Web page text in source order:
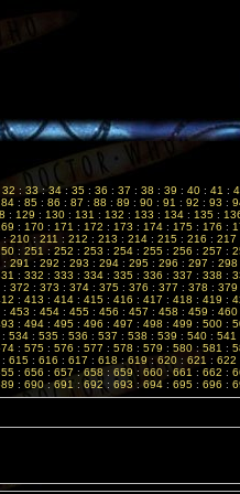
32 : 33 : 34 : 35 : 36 : 37 : 38 : 39 : 40 : 41 :
84 : 85 : 86 : 87 : 88 : 89 : 90 : 91 : 92 : 93 :
: 129 : 130: 131 : 132 : 133 : 134: 135:
: 170 : 171 : 172 : 173 : 174 : 175 : 176 :
: 210 : 211 : 212 : 213 : 214 : 215 : 216 : 217
: 251 : 252 : 253 : 254 : 255 : 256 : 257 :
: 291 : 292 : 293 : 294: 295: 296 : 297 : 298
: 332 : 333 : 334: 335: 336 : 337 : 338 :
: 372 : 373 : 374: 375: 376 : 377 : 378 : 379
: 413 : 414: 415: 416 : 417 : 418 : 419 :
: 453 : 454: 455: 456 : 457 : 458 : 459 : 460
: 494 : 495 : 496 : 497 : 498 : 499 : 500 :
: 534 : 535 : 536 : 537 : 538 : 539 : 540 : 541
: 575 : 576 : 577 : 578 : 579 : 580 : 581 :
: 615 : 616 : 617 : 618 : 619 : 620 : 621 : 622
: 656 : 657 : 658 : 659 : 660 : 661 : 662 :
: 690 :691 : 692 : 693 : 694 : 695 : 696 :